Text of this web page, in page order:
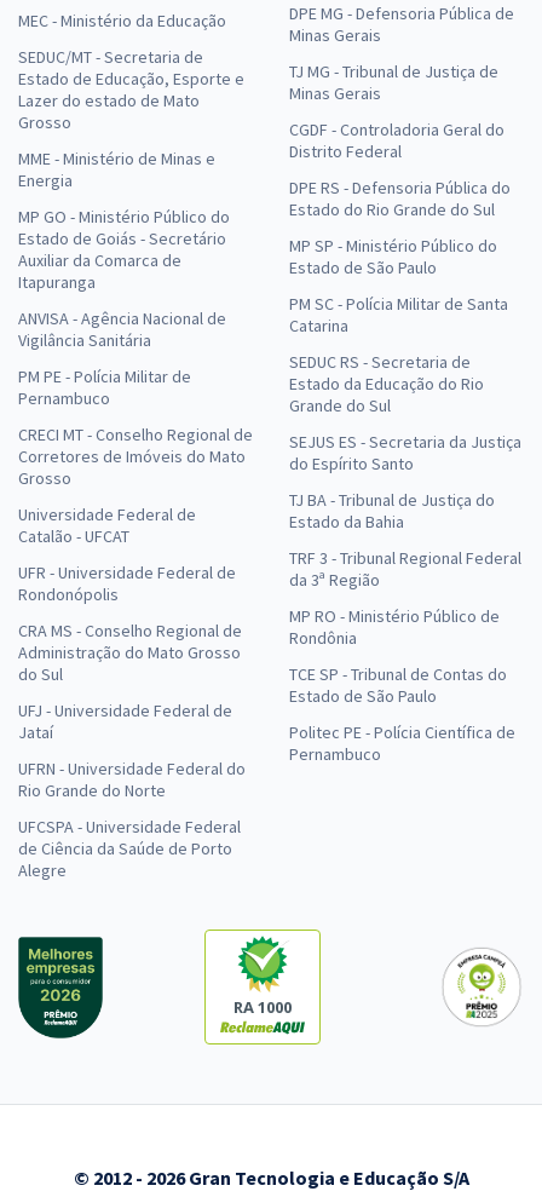
MEC - Ministério da Educação
SEDUC/MT - Secretaria de
Estado de Educação, Esporte e
Lazer do estado de Mato
Grosso
MME - Ministério de Minas e
Energia
MP GO - Ministério Público do
Estado de Goiás - Secretário
Auxiliar da Comarca de
Itapuranga
ANVISA - Agência Nacional de
Vigilância Sanitária
PM PE - Polícia Militar de
Pernambuco
CRECI MT - Conselho Regional de
Corretores de Imóveis do Mato
Grosso
Universidade Federal de
Catalão - UFCAT
UFR - Universidade Federal de
Rondonópolis
CRA MS - Conselho Regional de
Administração do Mato Grosso
do Sul
UFJ - Universidade Federal de
Jataí
UFRN - Universidade Federal do
Rio Grande do Norte
UFCSPA - Universidade Federal
de Ciência da Saúde de Porto
Alegre
DPE MG - Defensoria Pública de
Minas Gerais
TJ MG - Tribunal de Justiça de
Minas Gerais
CGDF - Controladoria Geral do
Distrito Federal
DPE RS - Defensoria Pública do
Estado do Rio Grande do Sul
MP SP - Ministério Público do
Estado de São Paulo
PM SC - Polícia Militar de Santa
Catarina
SEDUC RS - Secretaria de
Estado da Educação do Rio
Grande do Sul
SEJUS ES - Secretaria da Justiça
do Espírito Santo
TJ BA - Tribunal de Justiça do
Estado da Bahia
TRF 3 - Tribunal Regional Federal
da 3ª Região
MP RO - Ministério Público de
Rondônia
TCE SP - Tribunal de Contas do
Estado de São Paulo
Politec PE - Polícia Científica de
Pernambuco
RA 1000
© 2012 - 2026 Gran Tecnologia e Educação S/A